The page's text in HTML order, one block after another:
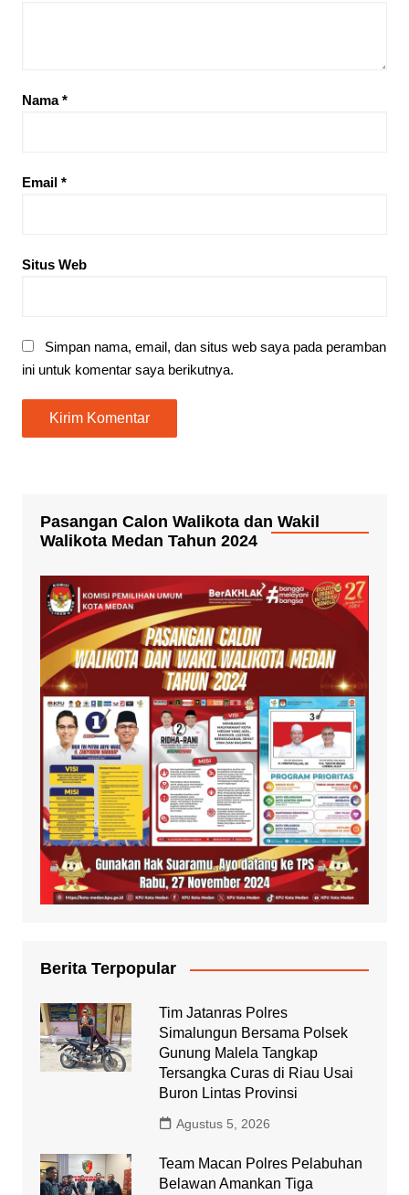
Nama*
Email *
Situs Web
Simpan nama, email, dan situs web saya pada peramban
ini untuk komentar saya berikutnya.
Pasangan Calon Walikota dan Wakil
Walikota Medan Tahun 2024
Berita Terpopular
Tim Jatanras Polres
Simalungun Bersama Polsek
Gunung Malela Tangkap
Tersangka Curas di Riau Usai
Buron Lintas Provinsi
Agustus 5, 2026
Team Macan Polres Pelabuhan
Belawan Amankan Tiga